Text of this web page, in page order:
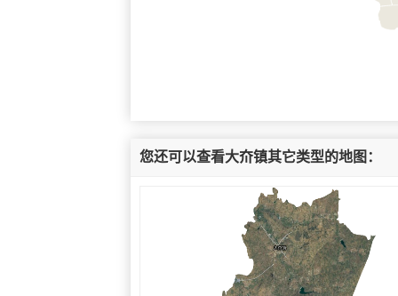
您还可以查看大夼镇其它类型的地图：